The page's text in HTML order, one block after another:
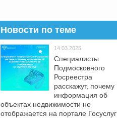
Новости по теме
14.03.2025
Специалисты
Подмосковного
Росреестра
расскажут, почему
информация об
объектах недвижимости не
отображается на портале Госуслуг